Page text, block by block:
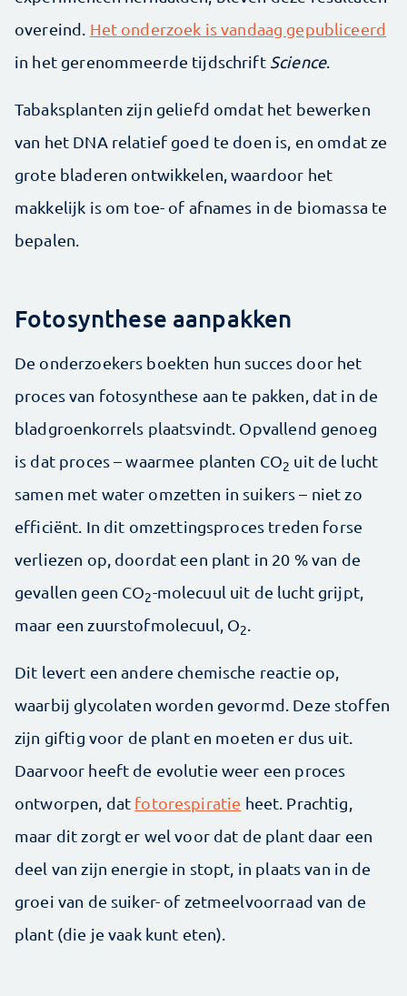
overeind. Het onderzoek is vandaag gepubliceerd
in het gerenommeerde tijdschrift Science.
Tabaksplanten zijn geliefd omdat het bewerken
van het DNA relatief goed te doen is, en omdat ze
grote bladeren ontwikkelen, waardoor het
makkelijk is om toe- of afnames in de biomassa te
bepalen.
Fotosynthese aanpakken
De onderzoekers boekten hun succes door het
proces van fotosynthese aan te pakken, dat in de
bladgroenkorrels plaatsvindt. Opvallend genoeg
is dat proces – waarmee planten CO2 uit de lucht
samen met water omzetten in suikers – niet zo
efficiënt. In dit omzettingsproces treden forse
verliezen op, doordat een plant in 20 % van de
gevallen geen CO2-molecuul uit de lucht grijpt,
maar een zuurstofmolecuul, O2.
Dit levert een andere chemische reactie op,
waarbij glycolaten worden gevormd. Deze stoffen
zijn giftig voor de plant en moeten er dus uit.
Daarvoor heeft de evolutie weer een proces
ontworpen, dat fotorespiratie heet. Prachtig,
maar dit zorgt er wel voor dat de plant daar een
deel van zijn energie in stopt, in plaats van in de
groei van de suiker- of zetmeelvoorraad van de
plant (die je vaak kunt eten).